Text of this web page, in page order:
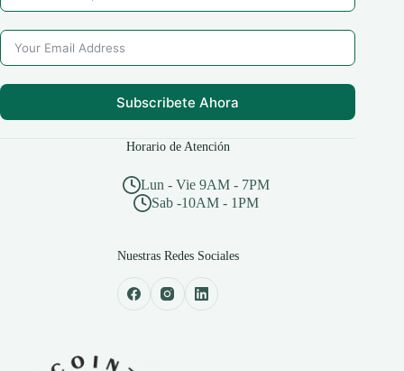
Subscribete Ahora
Horario de Atención
Lun - Vie 9AM - 7PM
Sab -10AM - 1PM
Nuestras Redes Sociales